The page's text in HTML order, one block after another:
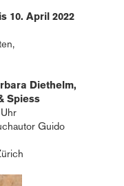
10. April 2022
Diethelm,
Spiess
Guido